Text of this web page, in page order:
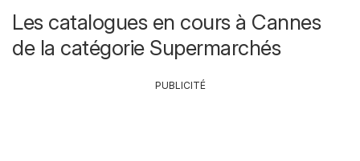
Les catalogues en cours à Cannes
de la catégorie Supermarchés
PUBLICITÉ